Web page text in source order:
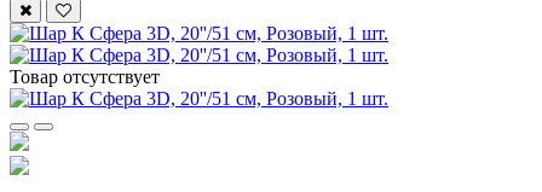
Товар отсутствует